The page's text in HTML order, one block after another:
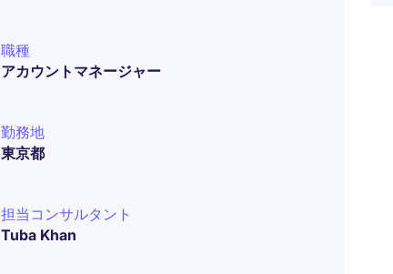
職種
アカウントマネージャー
勤務地
東京都
担当コンサルタント
Tuba Khan